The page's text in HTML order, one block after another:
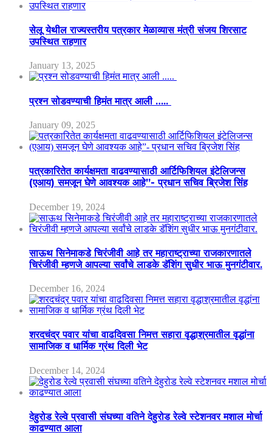
सेलू येथील राज्यस्तरीय पत्रकार मेळाव्यास मंत्री संजय शिरसाट
उपस्थित राहणार
January 13, 2025
प्रश्न सोडवण्याची हिमंत मात्र आली …..
January 09, 2025
पत्रकारितेत कार्यक्षमता वाढवण्यासाठी आर्टिफिशियल इंटेलिजन्स
(एआय) समजून घेणे आवश्यक आहे”- प्रधान सचिव ब्रिजेश सिंह
December 19, 2024
साऊथ सिनेमाकडे चिरंजीवी आहे तर महाराष्ट्राच्या राजकारणातले
चिरंजीवी म्हणजे आपल्या सर्वांचे लाडके डॅशिंग सुधीर भाऊ मुनगंटीवार.
December 16, 2024
शरदचंद्र पवार यांचा वाढदिवसा निमत्त सहारा वृद्धाश्रमातील वृद्धांना
सामाजिक व धार्मिक ग्रंथ दिली भेट
December 14, 2024
देहुरोड रेल्वे प्रवासी संघच्या वतिने देहुरोड रेल्वे स्टेशनवर मशाल मोर्चा
काढण्यात आला